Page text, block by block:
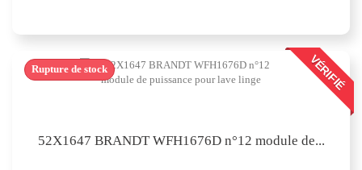
VÉRIFIÉ
52X1647 BRANDT WFH1676D n°12 module de...
Rupture de stock